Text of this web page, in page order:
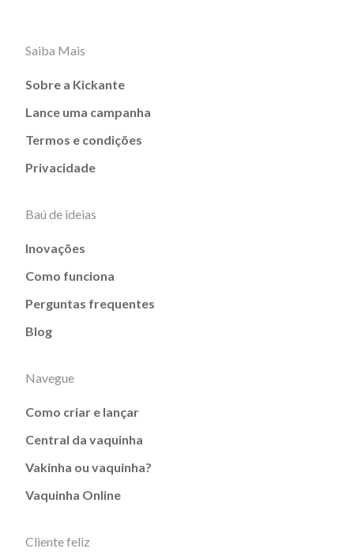
Saiba Mais
Sobre a Kickante
Lance uma campanha
Termos e condições
Privacidade
Baú de ideias
Inovações
Como funciona
Perguntas frequentes
Blog
Navegue
Como criar e lançar
Central da vaquinha
Vakinha ou vaquinha?
Vaquinha Online
Cliente feliz